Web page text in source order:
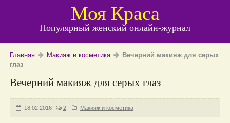
Моя Краса
Популярный женский онлайн-журнал
Главная Макияж и косметика
Вечерний макияж для серых
глаз
Вечерний макияж для серых глаз
18.02.2016 2 Макияж и косметика